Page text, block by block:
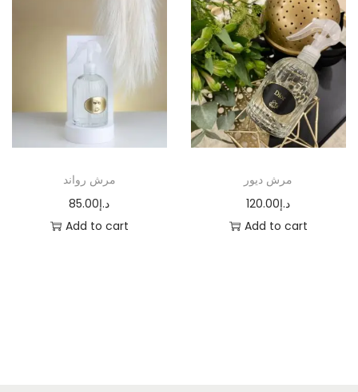
مرش رواند
د.إ85.00
Add to cart
مرش ديور
د.إ120.00
Add to cart